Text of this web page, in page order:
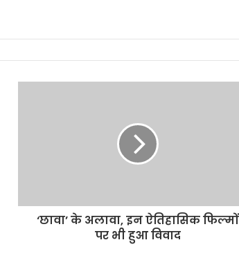
‘छावा’ के अलावा, इन ऐतिहासिक फिल्मों
पर भी हुआ विवाद